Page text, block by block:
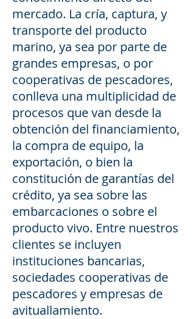
mercado. La cría, captura, y
transporte del producto
marino, ya sea por parte de
grandes empresas, o por
cooperativas de pescadores,
conlleva una multiplicidad de
procesos que van desde la
obtención del financiamiento,
la compra de equipo, la
exportación, o bien la
constitución de garantías del
crédito, ya sea sobre las
embarcaciones o sobre el
producto vivo. Entre nuestros
clientes se incluyen
instituciones bancarias,
sociedades cooperativas de
pescadores y empresas de
avituallamiento.